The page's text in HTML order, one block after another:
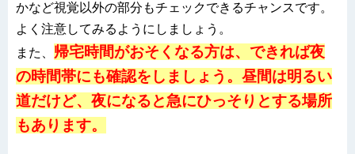
かなど視覚以外の部分もチェックできるチャンスです。
よく注意してみるようにしましょう。
また、 帰宅時間がおそくなる方は、できれば夜
の時間帯にも確認をしましょう。昼間は明るい
道だけど、夜になると急にひっそりとする場所
もあります。